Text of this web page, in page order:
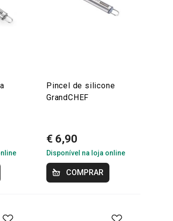
Pincel de silicone
GrandCHEF
€ 6,90
Disponível na loja online
COMPRAR